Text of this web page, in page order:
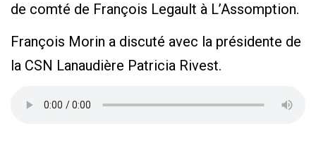
de comté de François Legault à L’Assomption.
François Morin a discuté avec la présidente de
la CSN Lanaudière Patricia Rivest.